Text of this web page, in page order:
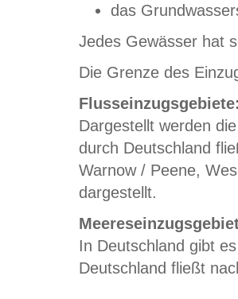
das
Jedes Gewässer hat
Die Grenze des
Dargestellt werden
durch Deutschland
Warnow / Peene,
dargestellt.
In Deutschland gibt
Deutschland fließt